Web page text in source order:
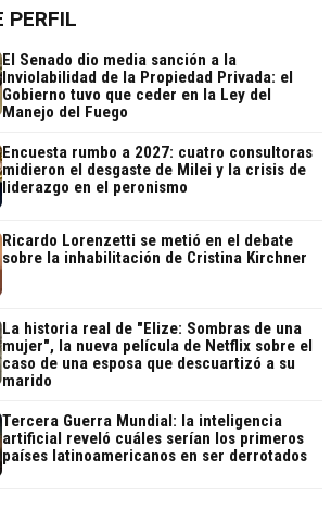
PERFIL
El Senado dio media sanción a la
Inviolabilidad de la Propiedad Privada: el
Gobierno tuvo que ceder en la Ley del
Manejo del Fuego
Encuesta rumbo a 2027: cuatro consultoras
midieron el desgaste de Milei y la crisis de
liderazgo en el peronismo
Ricardo Lorenzetti se metió en el debate
sobre la inhabilitación de Cristina Kirchner
La historia real de "Elize: Sombras de una
mujer", la nueva película de Netflix sobre el
caso de una esposa que descuartizó a su
marido
Tercera Guerra Mundial: la inteligencia
artificial reveló cuáles serían los primeros
países latinoamericanos en ser derrotados